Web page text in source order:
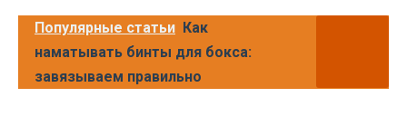
Популярные статьи Как
наматывать бинты для бокса:
завязываем правильно